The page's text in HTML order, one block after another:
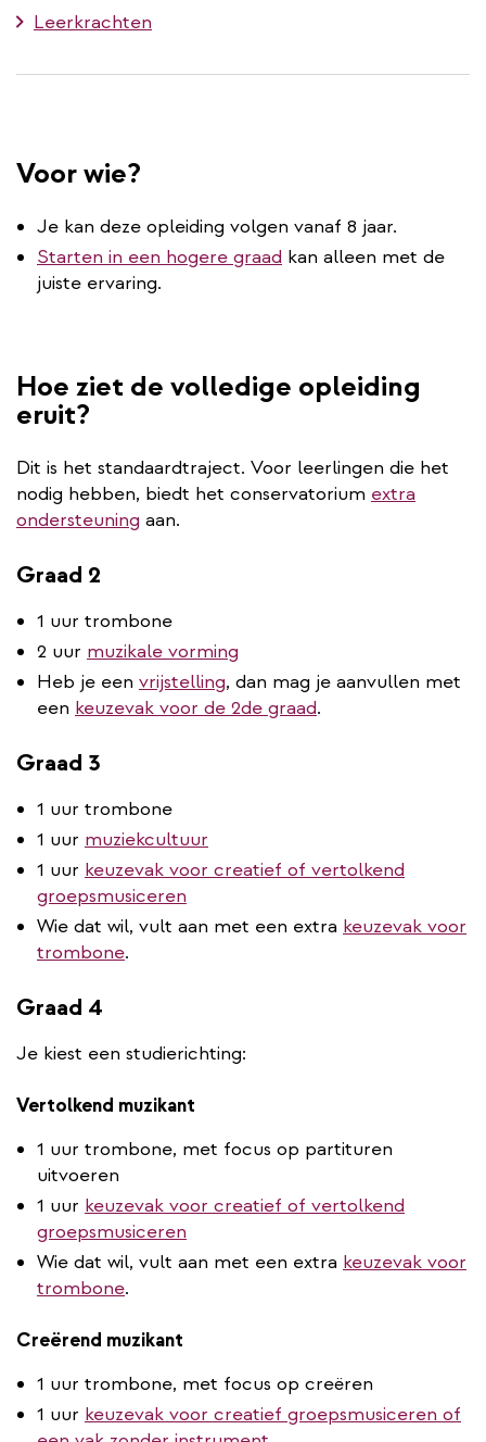
Leerkrachten
Voor wie?
Je kan deze opleiding volgen vanaf 8 jaar.
Starten in een hogere graad kan alleen met de
juiste ervaring.
Hoe ziet de volledige opleiding
eruit?
Dit is het standaardtraject. Voor leerlingen die het
nodig hebben, biedt het conservatorium extra
ondersteuning aan.
Graad 2
1 uur trombone
2 uur muzikale vorming
Heb je een vrijstelling, dan mag je aanvullen met
een keuzevak voor de 2de graad.
Graad 3
1 uur trombone
1 uur muziekcultuur
1 uur keuzevak voor creatief of vertolkend
groepsmusiceren
Wie dat wil, vult aan met een extra keuzevak voor
trombone.
Graad 4
Je kiest een studierichting:
Vertolkend muzikant
1 uur trombone, met focus op partituren
uitvoeren
1 uur keuzevak voor creatief of vertolkend
groepsmusiceren
Wie dat wil, vult aan met een extra keuzevak voor
trombone.
Creërend muzikant
1 uur trombone, met focus op creëren
1 uur keuzevak voor creatief groepsmusiceren of